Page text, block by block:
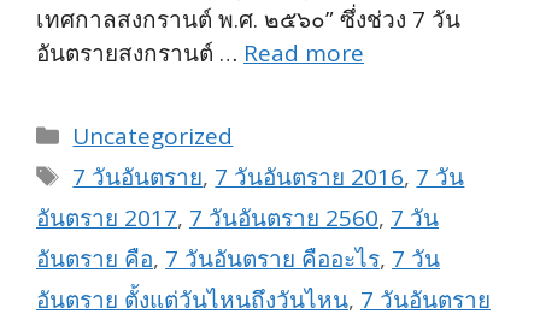
เทศกาลสงกรานต์ พ.ศ. ๒๕๖๐” ซึ่งช่วง 7 วัน
อันตรายสงกรานต์ … Read more
Categories
Uncategorized
Tags
7 วันอันตราย, 7 วันอันตราย 2016, 7 วัน
อันตราย 2017, 7 วันอันตราย 2560, 7 วัน
อันตราย คือ, 7 วันอันตราย คืออะไร, 7 วัน
อันตราย ตั้งแต่วันไหนถึงวันไหน, 7 วันอันตราย